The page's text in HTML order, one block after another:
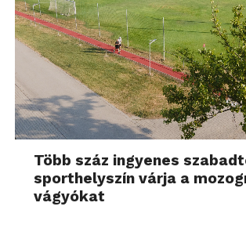
Több száz ingyenes
sporthelyszín várja a
vágyókat